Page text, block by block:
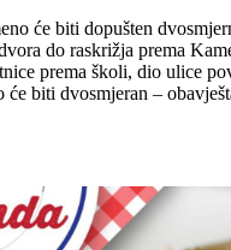
će biti dopušten
do raskrižja prema
prema školi, dio ulice
će biti dvosmjeran –